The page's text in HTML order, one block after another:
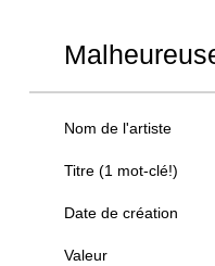
Nom de l'artiste
Titre (1 mot-clé!)
Date de création
Valeur